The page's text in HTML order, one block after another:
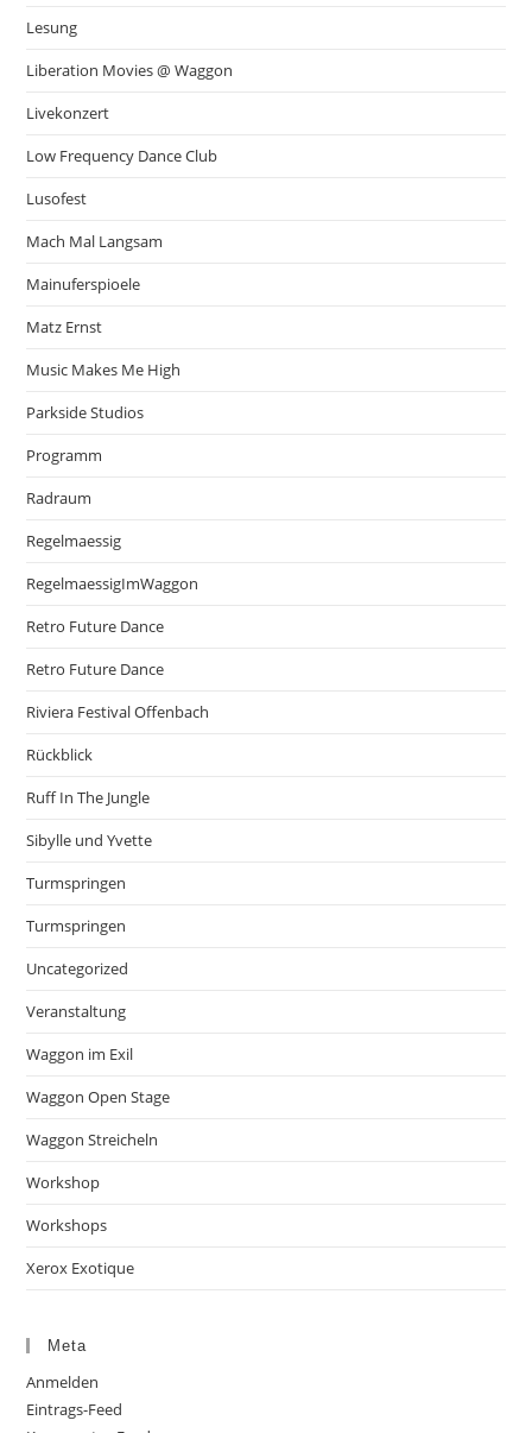
Lesung
Liberation Movies @ Waggon
Livekonzert
Low Frequency Dance Club
Lusofest
Mach Mal Langsam
Mainuferspioele
Matz Ernst
Music Makes Me High
Parkside Studios
Programm
Radraum
Regelmaessig
RegelmaessigImWaggon
Retro Future Dance
Retro Future Dance
Riviera Festival Offenbach
Rückblick
Ruff In The Jungle
Sibylle und Yvette
Turmspringen
Turmspringen
Uncategorized
Veranstaltung
Waggon im Exil
Waggon Open Stage
Waggon Streicheln
Workshop
Workshops
Xerox Exotique
Meta
Anmelden
Eintrags-Feed